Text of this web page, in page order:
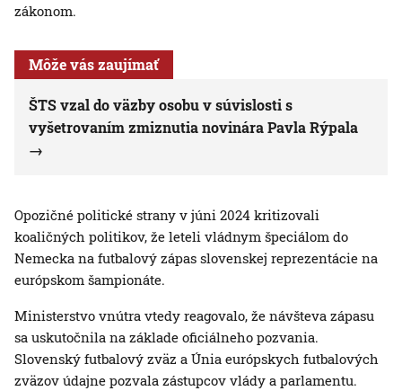
zákonom.
Môže vás zaujímať
ŠTS vzal do väzby osobu v súvislosti s
vyšetrovaním zmiznutia novinára Pavla Rýpala
Opozičné politické strany v júni 2024 kritizovali
koaličných politikov, že leteli vládnym špeciálom do
Nemecka na futbalový zápas slovenskej reprezentácie na
európskom šampionáte.
Ministerstvo vnútra vtedy reagovalo, že návšteva zápasu
sa uskutočnila na základe oficiálneho pozvania.
Slovenský futbalový zväz a Únia európskych futbalových
zväzov údajne pozvala zástupcov vlády a parlamentu.